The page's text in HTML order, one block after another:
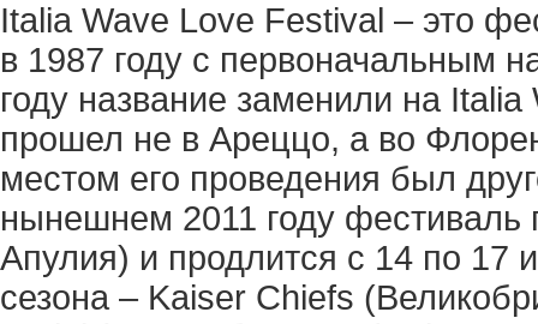
Italia Wave Love Festival – это
в 1987 году с первоначальным
году название заменили на
прошел не в Ареццо, а во
местом его проведения был
нынешнем 2011 году фестиваль
Апулия) и продлится с 14 по 17
сезона – Kaiser Chiefs